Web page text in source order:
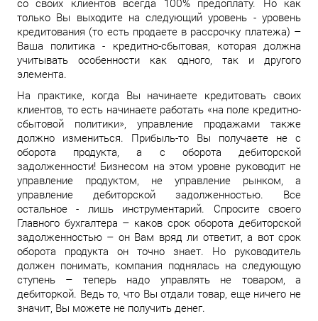
со своих клиентов всегда 100% предоплату. Но как
только Вы выходите на следующий уровень - уровень
кредитования (то есть продаете в рассрочку платежа) –
Ваша политика - кредитно-сбытовая, которая должна
учитывать особенности как одного, так и другого
элемента.
На практике, когда Вы начинаете кредитовать своих
клиентов, то есть начинаете работать «на поле кредитно-
сбытовой политики», управление продажами также
должно измениться. Прибыль-то Вы получаете не с
оборота продукта, а с оборота дебиторской
задолженности! Бизнесом на этом уровне руководит не
управление продуктом, не управление рынком, а
управление дебиторской задолженностью. Все
остальное - лишь инструментарий. Спросите своего
Главного бухгалтера – каков срок оборота дебиторской
задолженностью – он Вам вряд ли ответит, а вот срок
оборота продукта он точно знает. Но руководитель
должен понимать, компания поднялась на следующую
ступень – теперь надо управлять не товаром, а
дебиторкой. Ведь то, что Вы отдали товар, еще ничего не
значит, Вы можете не получить денег.